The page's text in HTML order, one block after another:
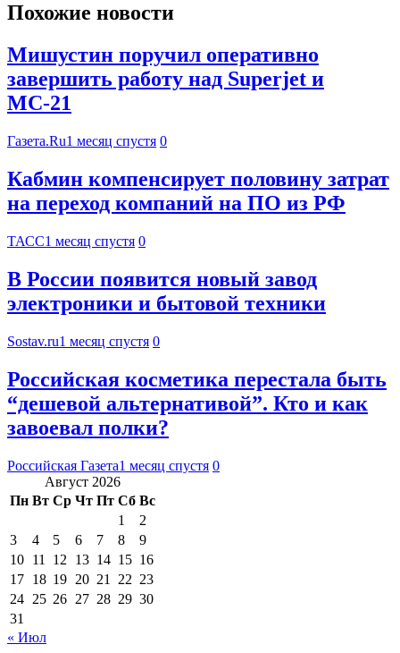
Похожие новости
Мишустин поручил оперативно
завершить работу над Superjet и
МС-21
Газета.Ru1 месяц спустя 0
Кабмин компенсирует половину затрат
на переход компаний на ПО из РФ
ТАСС1 месяц спустя 0
В России появится новый завод
электроники и бытовой техники
Sostav.ru1 месяц спустя 0
Российская косметика перестала быть
“дешевой альтернативой”. Кто и как
завоевал полки?
Российская Газета1 месяц спустя 0
Август 2026
Пн Вт Ср Чт Пт Сб Вс
1
2
3
4 5 6 7 8
9
10 11 12 13 14 15 16
17 18 19 20 21 22 23
24 25 26 27 28 29 30
31
« Июл